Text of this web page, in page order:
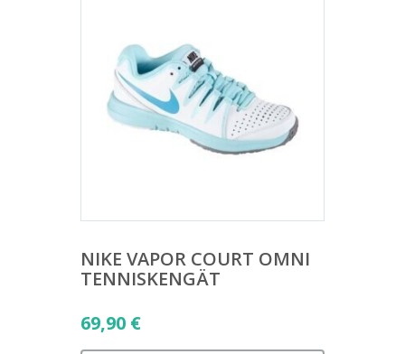
NIKE VAPOR COURT OMNI
TENNISKENGÄT
69,90 €